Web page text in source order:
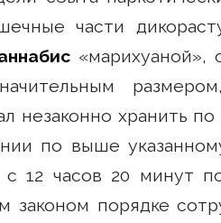
части
«марихуаной»,
незаконно хранить
по выше
12 часов 20 минут
законом порядке